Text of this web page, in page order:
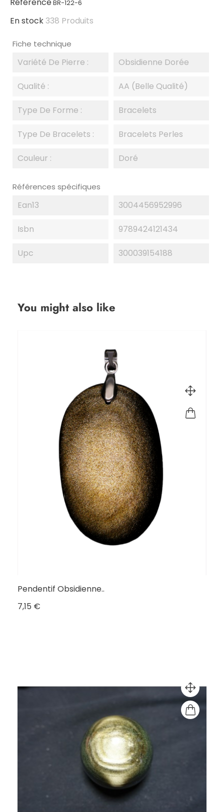
BR-122-6
En stock 338 Produits
Fiche technique
Variété De Pierre : Obsidienne Dorée
Qualité : AA (Belle Qualité)
Type De Forme : Bracelets
Type De Bracelets : Bracelets Perles
Couleur : Doré
Références spécifiques
Ean13 3004456952996
Isbn 9789424121434
Upc 300039154188
You might also like
Pendentif Obsidienne..
7,15 €